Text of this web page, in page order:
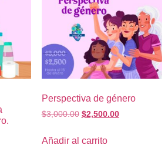
Perspectiva de género
$3,000.00 $2,500.00
Añadir al carrito